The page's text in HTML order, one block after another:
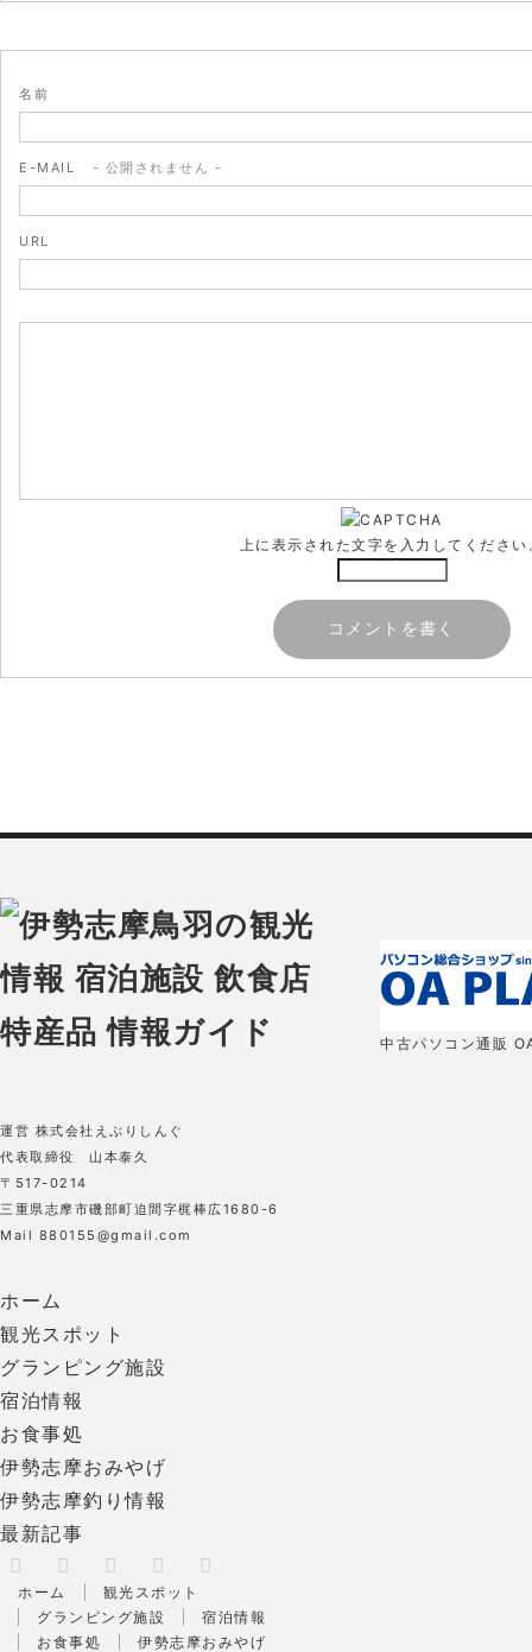
名前
E-MAIL - 公開されません -
URL
上に表示された文字を入力してください
中古パソコン通販
運営 株式会社えぶりしんぐ
代表取締役 山本泰久
〒517-0214
三重県志摩市磯部町迫間字梶棒広1680-6
Mail 880155@gmail.com
ホーム
観光スポット
グランピング施設
宿泊情報
お食事処
伊勢志摩おみやげ
伊勢志摩釣り情報
最新記事
FacebookInstagramPinterest
RSS
ホーム
観光スポット
グランピング施設
宿泊情報
お食事処
伊勢志摩おみやげ